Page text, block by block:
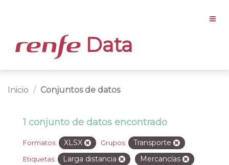
Data
Inicio Conjuntos de datos
1 conjunto de datos encontrado
Formatos: XLSX Grupos: Transporte
Etiquetas: Larga distancia
Mercancías